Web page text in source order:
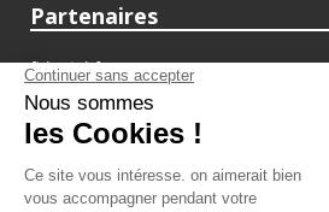
Partenaires
fiducial.fr
lyoncapitale.fr
olympique-et-lyonnais.com
L'application Iphone /